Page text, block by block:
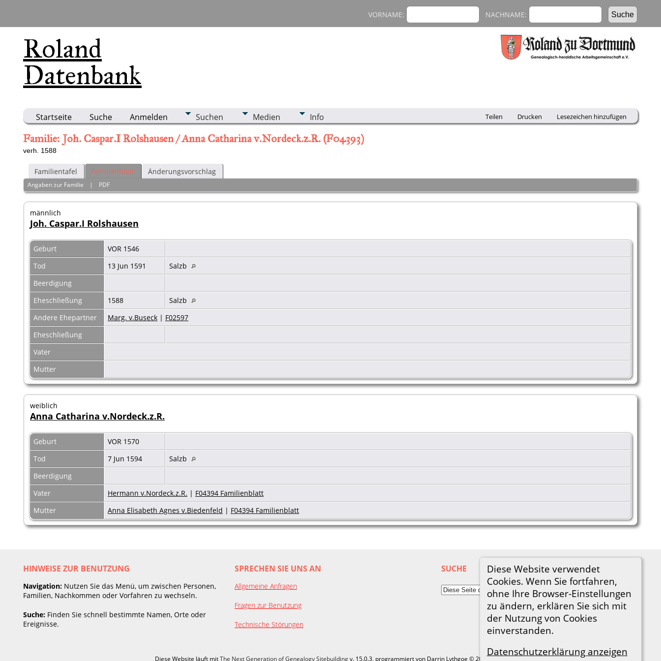
Roland
Datenbank
VORNAME: NACHNAME:
Startseite Suche Anmelden Suchen Medien Info Teilen Drucken Lesezeichen hinzufügen
Diese Website verwendet
Cookies. Wenn Sie fortfahren,
ohne Ihre Browser-Einstellungen
zu ändern, erklären Sie sich mit
der Nutzung von Cookies
einverstanden.
Datenschutzerklärung anzeigen
Familie: Joh. Caspar.I Rolshausen / Anna Catharina v.Nordeck.z.R. (F04393)
verh. 1588
Familientafel Familienblatt Änderungsvorschlag
Angaben zur Familie | PDF
männlich
Joh. Caspar.I Rolshausen
Geburt
VOR 1546
Tod
13 Jun 1591
Salzb
Beerdigung
Eheschließung
1588
Salzb
Andere Ehepartner
Marg. v.Buseck | F02597
Eheschließung
Vater
Mutter
weiblich
Anna Catharina v.Nordeck.z.R.
Geburt
VOR 1570
Tod
7 Jun 1594
Salzb
Beerdigung
Vater
Hermann v.Nordeck.z.R. | F04394 Familienblatt
Mutter
Anna Elisabeth Agnes v.Biedenfeld | F04394 Familienblatt
HINWEISE ZUR BENUTZUNG
Navigation: Nutzen Sie das Menü, um zwischen Personen,
Familien, Nachkommen oder Vorfahren zu wechseln.
Suche: Finden Sie schnell bestimmte Namen, Orte oder
Ereignisse.
SPRECHEN SIE UNS AN
Allgemeine Anfragen
Fragen zur Benutzung
Technische Störungen
SUCHE
Diese Website läuft mitThe Next Generation of Genealogy Sitebuildingv. 15.0.3, programmiert von Darrin Lythgoe © 2001-2026.